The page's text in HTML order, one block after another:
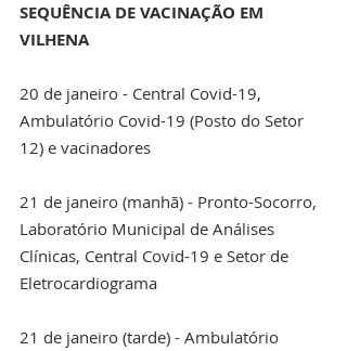
SEQUÊNCIA DE VACINAÇÃO EM
VILHENA
20 de janeiro - Central Covid-19,
Ambulatório Covid-19 (Posto do Setor
12) e vacinadores
21 de janeiro (manhã) - Pronto-Socorro,
Laboratório Municipal de Análises
Clínicas, Central Covid-19 e Setor de
Eletrocardiograma
21 de janeiro (tarde) - Ambulatório